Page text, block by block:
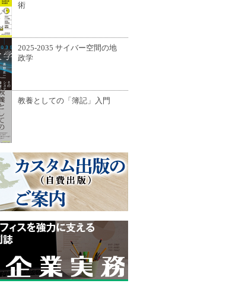
術
2025-2035 サイバー空間の地
政学
教養としての「簿記」入門